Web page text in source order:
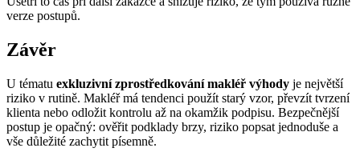
verze postupů.
Závěr
U tématu exkluzivní zprostředkování makléř výhody je největší
riziko v rutině. Makléř má tendenci použít starý vzor, převzít tvrzení
klienta nebo odložit kontrolu až na okamžik podpisu. Bezpečnější
postup je opačný: ověřit podklady brzy, riziko popsat jednoduše a
vše důležité zachytit písemně.